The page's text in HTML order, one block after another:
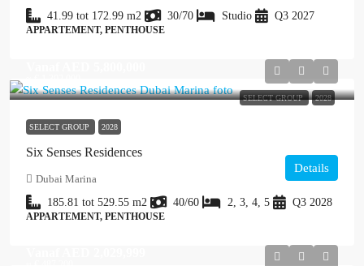
41.99 tot 172.99 m2 30/70 Studio Q3 2027
APPARTEMENT, PENTHOUSE
SELECT GROUP 2028
SELECT GROUP 2028
Six Senses Residences
Dubai Marina
185.81 tot 529.55 m2 40/60 2, 3, 4, 5 Q3 2028
APPARTEMENT, PENTHOUSE
Details